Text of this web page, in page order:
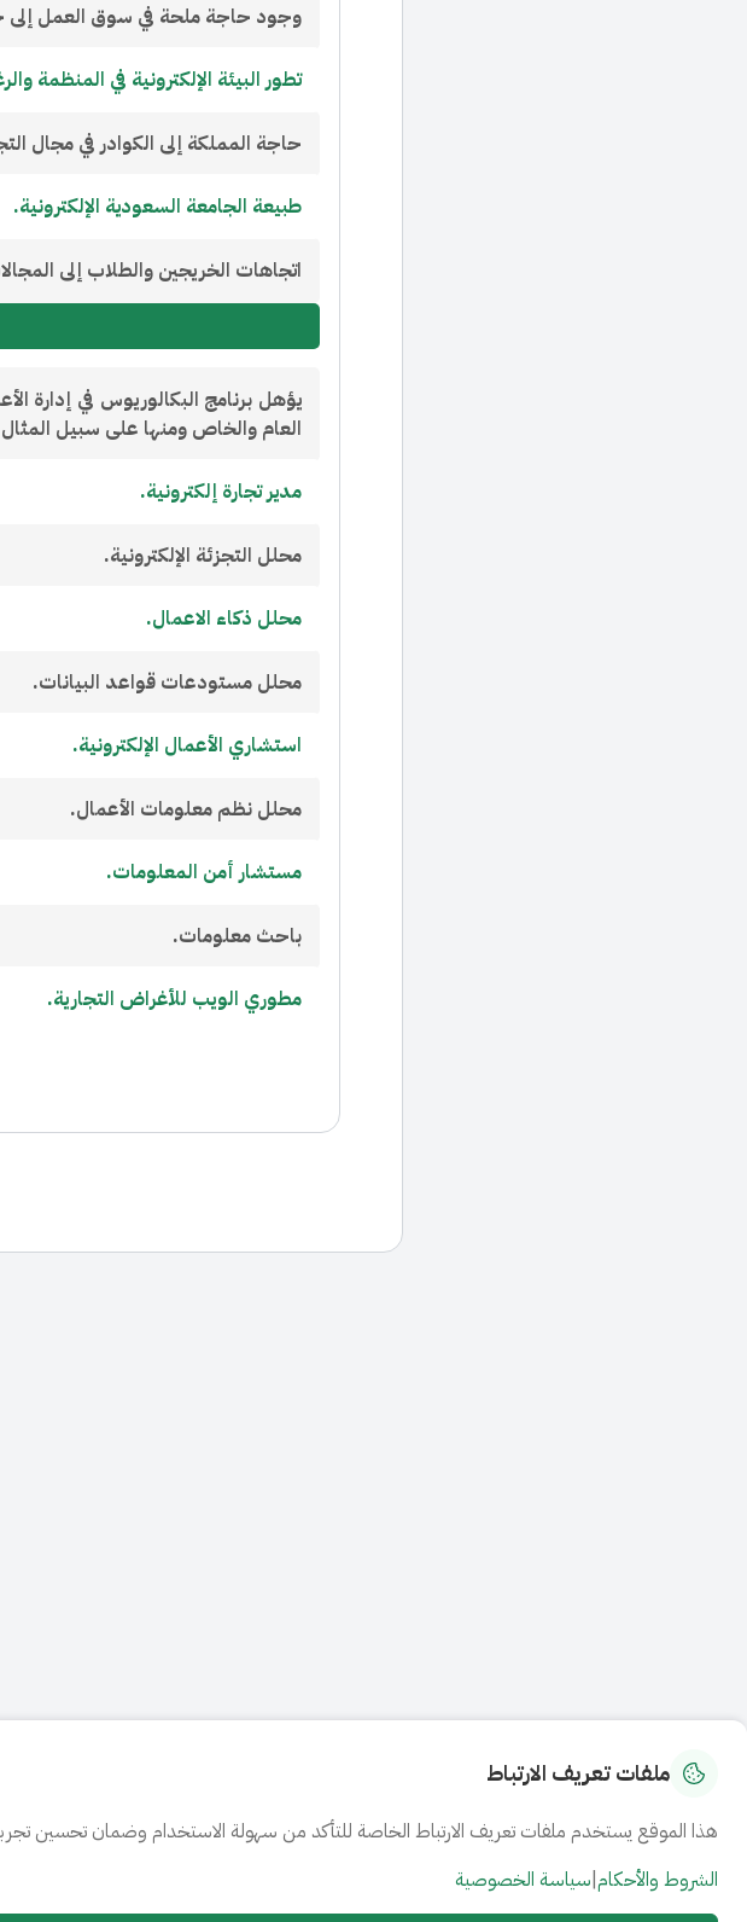
وجود حاجة ملحة في سوق العمل إلى
تطور البيئة الإلكترونية في المنظمة
حاجة المملكة إلى الكوادر في مجال
طبيعة الجامعة السعودية الإلكترونية.
اتجاهات الخريجين والطلاب إلى
يؤهل برنامج البكالوريوس في إدارة
العام والخاص ومنها على سبيل المثال
مدير تجارة إلكترونية.
محلل التجزئة الإلكترونية.
محلل ذكاء الاعمال.
محلل مستودعات قواعد البيانات.
استشاري الأعمال الإلكترونية.
محلل نظم معلومات الأعمال.
مستشار أمن المعلومات.
باحث معلومات.
مطوري الويب للأغراض التجارية.​
ملفات تعريف الارتباط
هذا الموقع يستخدم ملفات تعريف الارتباط الخاصة للتأكد من سهولة الاستخدام وضمان تحسين
الشروط والأحكام|سياسة الخصوصية